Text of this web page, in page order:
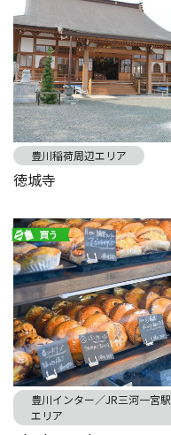
豊川稲荷周辺エリア
徳城寺
豊川インター／JR三河一宮駅
エリア